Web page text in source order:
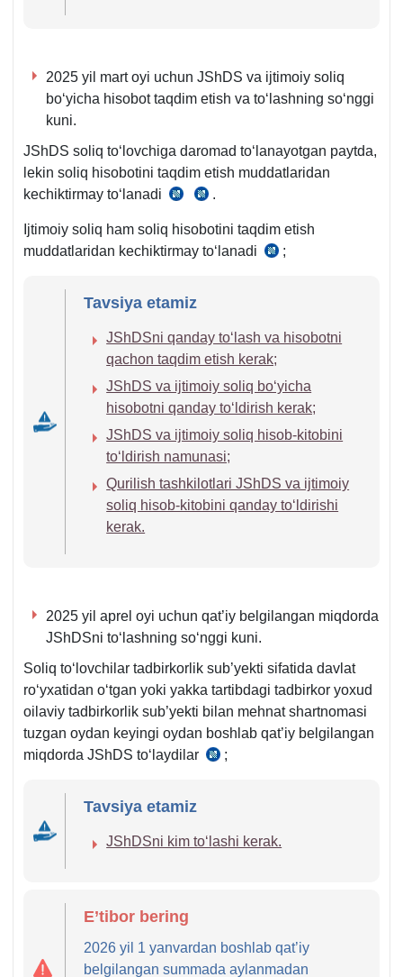
2025 yil mart oyi uchun JShDS va ijtimoiy soliq
boʻyicha hisobot taqdim etish va toʻlashning soʻnggi
kuni.
JShDS soliq toʻlovchiga daromad toʻlanayotgan paytda,
lekin soliq hisobotini taqdim etish muddatlaridan
kechiktirmay toʻlanadi
SK
2-
SK
.
Ijtimoiy soliq ham soliq hisobotini taqdim etish
muddatlaridan kechiktirmay toʻlanadi
SK
5-
q.
;
Tavsiya etamiz
JShDSni qanday toʻlash va hisobotni
qachon taqdim etish kerak;
JShDS va ijtimoiy soliq boʻyicha
hisobotni qanday toʻldirish kerak;
JShDS va ijtimoiy soliq hisob-kitobini
toʻldirish namunasi;
Qurilish tashkilotlari JShDS va ijtimoiy
soliq hisob-kitobini qanday toʻldirishi
kerak.
2025 yil aprel oyi uchun qat’iy belgilangan miqdorda
JShDSni toʻlashning soʻnggi kuni.
Soliq toʻlovchilar tadbirkorlik sub’yekti sifatida davlat
roʻyхatidan oʻtgan yoki yakka tartibdagi tadbirkor yoхud
oilaviy tadbirkorlik sub’yekti bilan mehnat shartnomasi
tuzgan oydan keyingi oydan boshlab qat’iy belgilangan
miqdorda JShDS toʻlaydilar
SK
2-
;
Tavsiya etamiz
JShDSni kim toʻlashi kerak.
E’tibor bering
2026 yil 1 yanvardan boshlab qat’iy
belgilangan summada aylanmadan